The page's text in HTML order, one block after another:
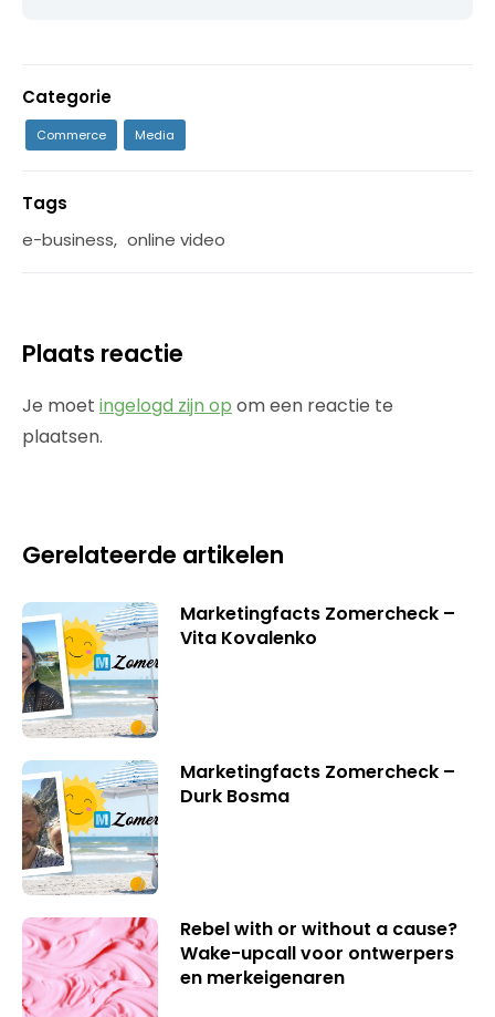
Categorie
Commerce Media
Tags
e-business, online video
Plaats reactie
Je moet ingelogd zijn op om een reactie te
plaatsen.
Gerelateerde artikelen
Marketingfacts Zomercheck –
Vita Kovalenko
Marketingfacts Zomercheck –
Durk Bosma
Rebel with or without a cause?
Wake-upcall voor ontwerpers
en merkeigenaren